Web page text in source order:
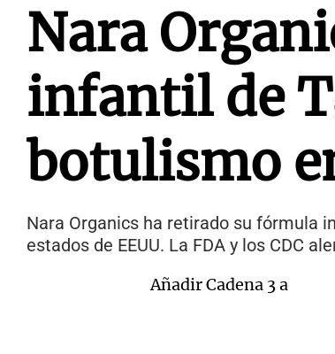
Nara
infantil de
botulismo
Nara Organics ha retirado su fórmula
estados de EEUU. La FDA y los CDC
Añadir Cadena 3 a